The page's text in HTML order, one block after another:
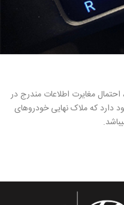
مغایرت اطلاعات مندرج در
که ملاک نهایی خودروهای